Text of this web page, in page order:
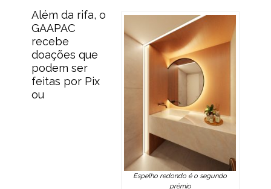
Espelho redondo é o segundo
prêmio
Além da rifa, o
GAAPAC
recebe
doações que
podem ser
feitas por Pix
ou